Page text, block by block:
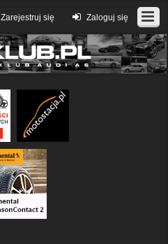
Zaloguj się
Zarejestruj się